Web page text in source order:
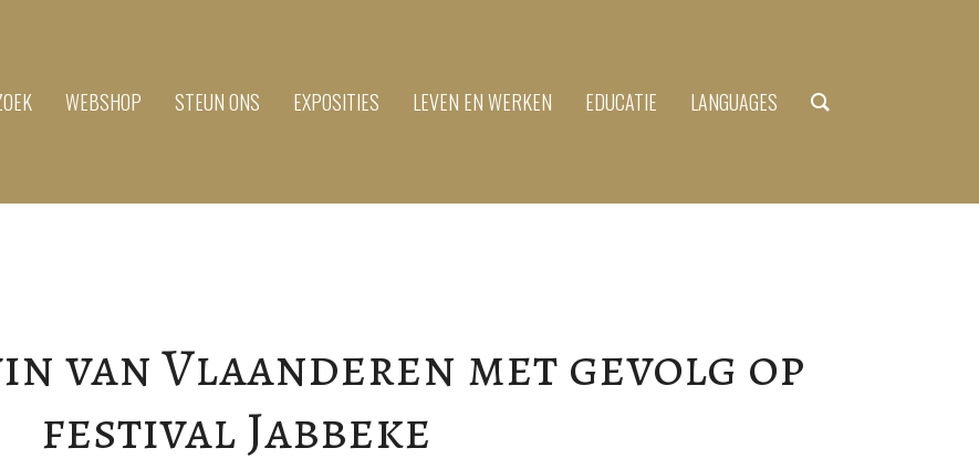
WEBSHOP STEUN ONS EXPOSITIES LEVEN EN WERKEN EDUCATIE LANGUAGES
van Vlaanderen met gevolg op
festival Jabbeke